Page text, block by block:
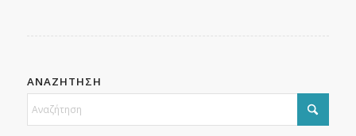
ΑΝΑΖΗΤΗΣΗ